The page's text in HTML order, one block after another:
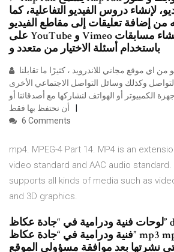
لإنشاء دروس الفيديو التفاعلية، كما
إضافة تعليقات إلى مقاطع الفيديو
على YouTube و Vimeo بسهولة وإنشاء مسابقات
باستخدام أسئلة الاختيار من متعدد و
وكذلك وسائل التواصل الاجتماعي الأخرى
الكمبيوتر أو الهواتف لنشاركها مع أصدقائنا أو
أن نحتفظ بها فقط
6 Comments
mp4. MPEG-4 Part 14. MP4 is an
video standard and AAC audio
supports all kinds of media such as
and 3D graphics.
لوحات فنية ودرامية في “جادة عكاظ” download, لوحات
فنية ودرامية في “جادة عكاظ” mp3 mp4 download سيتم